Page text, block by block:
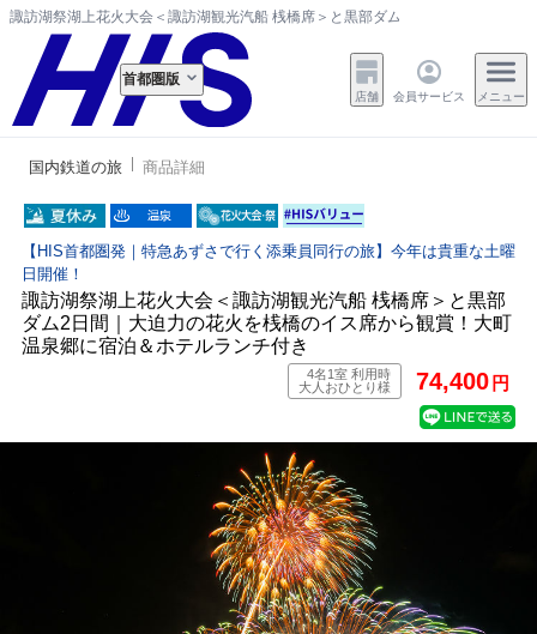
諏訪湖祭湖上花火大会＜諏訪湖観光汽船 桟橋席＞と黒部ダム2日間｜大迫力の花
首都圏版
店舗 会員サービス メニュー
国内鉄道の旅 商品詳細
【HIS首都圏発｜特急あずさで行く添乗員同行の旅】今年は貴重な土曜
日開催！
諏訪湖祭湖上花火大会＜諏訪湖観光汽船 桟橋席＞と黒部
ダム2日間｜大迫力の花火を桟橋のイス席から観賞！大町
温泉郷に宿泊＆ホテルランチ付き
4名1室 利用時
大人おひとり様
74,400 円